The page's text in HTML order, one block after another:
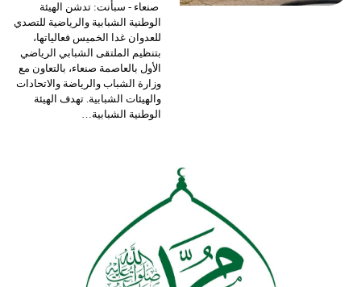
صنعاء - سبأنت: تدشن الهيئة
الوطنية الشبابية والرياضية للتصدي
للعدوان غدا الخميس فعالياتها،
بتنظيم الملتقى الشبابي الرياضي
الأول بالعاصمة صنعاء، بالتعاون مع
وزارة الشباب والرياضة والاتحادات
والهيئات الشبابية. تهدف الهيئة
الوطنية الشبابية…